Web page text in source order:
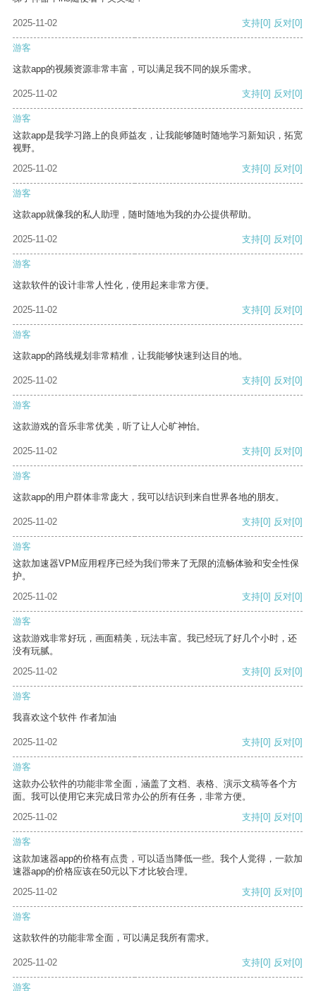
2025-11-02 支持[0] 反对[0]
游客
这款app的视频资源非常丰富，可以满足我不同的娱乐需求。
2025-11-02 支持[0] 反对[0]
游客
这款app是我学习路上的良师益友，让我能够随时随地学习新知识，拓宽
视野。
2025-11-02
支持[0] 反对[0]
游客
这款app就像我的私人助理，随时随地为我的办公提供帮助。
2025-11-02 支持[0] 反对[0]
游客
这款软件的设计非常人性化，使用起来非常方便。
2025-11-02 支持[0] 反对[0]
游客
这款app的路线规划非常精准，让我能够快速到达目的地。
2025-11-02 支持[0] 反对[0]
游客
这款游戏的音乐非常优美，听了让人心旷神怡。
2025-11-02 支持[0] 反对[0]
游客
这款app的用户群体非常庞大，我可以结识到来自世界各地的朋友。
2025-11-02 支持[0] 反对[0]
游客
这款加速器VPM应用程序已经为我们带来了无限的流畅体验和安全性保
护。
2025-11-02
支持[0] 反对[0]
游客
这款游戏非常好玩，画面精美，玩法丰富。我已经玩了好几个小时，还
没有玩腻。
2025-11-02
支持[0] 反对[0]
游客
我喜欢这个软件 作者加油
2025-11-02 支持[0] 反对[0]
游客
这款办公软件的功能非常全面，涵盖了文档、表格、演示文稿等各个方
面。我可以使用它来完成日常办公的所有任务，非常方便。
2025-11-02
支持[0] 反对[0]
游客
这款加速器app的价格有点贵，可以适当降低一些。我个人觉得，一款加
速器app的价格应该在50元以下才比较合理。
2025-11-02
支持[0] 反对[0]
游客
这款软件的功能非常全面，可以满足我所有需求。
2025-11-02 支持[0] 反对[0]
游客